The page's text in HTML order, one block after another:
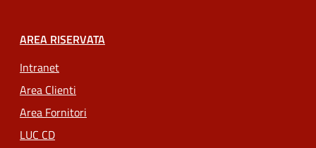
AREA RISERVATA
Intranet
Area Clienti
Area Fornitori
LUC CD